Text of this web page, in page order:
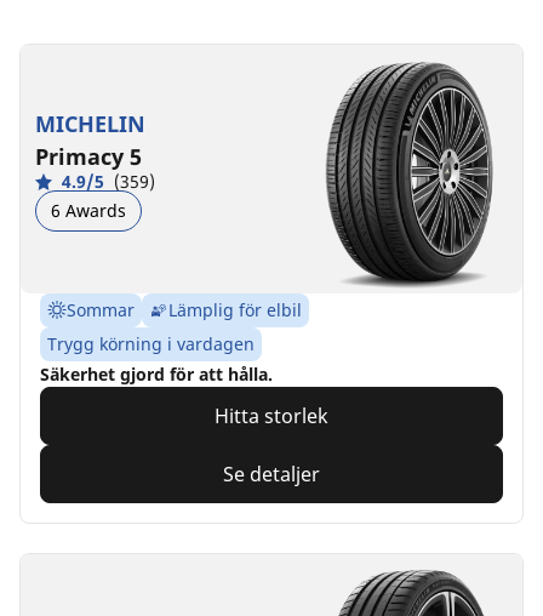
MICHELIN
Primacy 5
4.9/5 (359)
6 Awards
Sommar
Lämplig för elbil
Trygg körning i vardagen
Säkerhet gjord för att hålla.
Hitta storlek
Se detaljer